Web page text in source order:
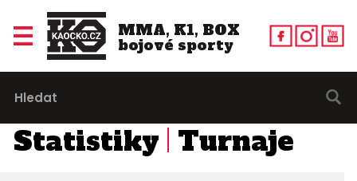
MMA, K1, BOX
bojové sporty
Statistiky Turnaje